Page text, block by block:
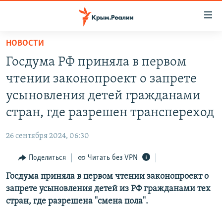
Вернуться
основному
содержанию
главной
Вернутся
поиску
СПЕЦПРОЕКТЫ
ИНТЕРАКТИВ
ИНФОГРАФИКА
ТЕЛЕПРОЕКТ КРЫМ.РЕАЛИИ
СОВЕТЫ ПРАВОЗАЩИТНИКОВ
РАДІО СВОБОДА
КАК ОБОЙТИ БЛОКИРОВКУ
Українською
Qırımtatar
НОВОСТИ
Госдума РФ приняла в первом
чтении законопроект о запрете
усыновления детей гражданами
стран, где разрешен транспереход
26 сентября 2024, 06:30
Поделиться Читать без VPN
Госдума приняла в первом чтении законопроект о
запрете усыновления детей из РФ гражданами тех
стран, где разрешена "смена пола".